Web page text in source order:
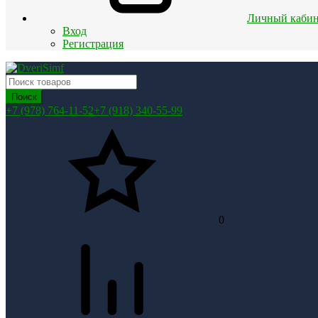
Личный
Вход
Регистрация
Поиск
+7 (978) 764-11-52+7 (918) 340-55-99
0